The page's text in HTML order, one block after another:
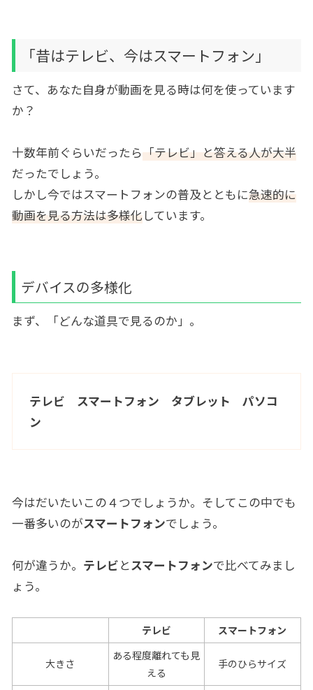
「昔はテレビ、今はスマートフォン」
さて、あなた自身が動画を見る時は何を使っています
か？
十数年前ぐらいだったら「テレビ」と答える人が大半
だったでしょう。
しかし今ではスマートフォンの普及とともに急速的に
動画を見る方法は多様化しています。
デバイスの多様化
まず、「どんな道具で見るのか」。
テレビ スマートフォン タブレット パソコ
ン
今はだいたいこの４つでしょうか。そしてこの中でも
一番多いのがスマートフォンでしょう。
何が違うか。 テレビとスマートフォンで比べてみまし
ょう。
テレビ スマートフォン
大きさ
ある程度離れても見
える
手のひらサイズ